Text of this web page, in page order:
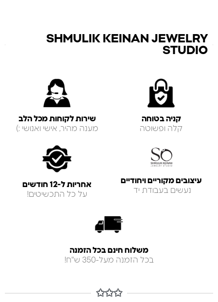
SHMULIK KEINAN JEWELRY
STUDIO
קניה בטוחה
קלה ופשוטה
שירות לקוחות מכל הלב
מענה מהיר, אישי ואנושי :)
עיצובים מקוריים ויחודיים
נעשים בעבודת יד
אחריות ל-12 חודשים
על כל התכשיטים!
משלוח חינם בכל הזמנה
בכל הזמנה מעל-350 ש"ח!
✩✩✩